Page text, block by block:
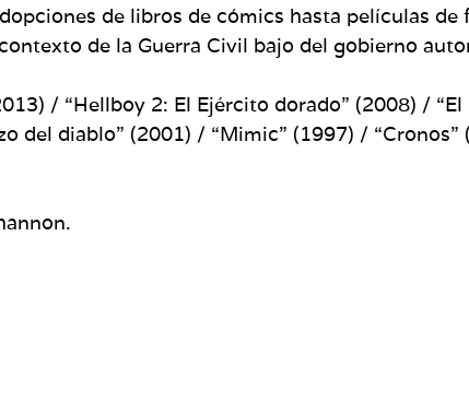
de libros de cómics hasta películas
de la Guerra Civil bajo del gobierno
/ “Hellboy 2: El Ejército dorado” (2008) /
del diablo” (2001) / “Mimic” (1997) / “Cronos”